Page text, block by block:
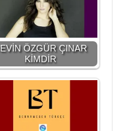
ÖZGÜR ÇINAR
KİMDİR